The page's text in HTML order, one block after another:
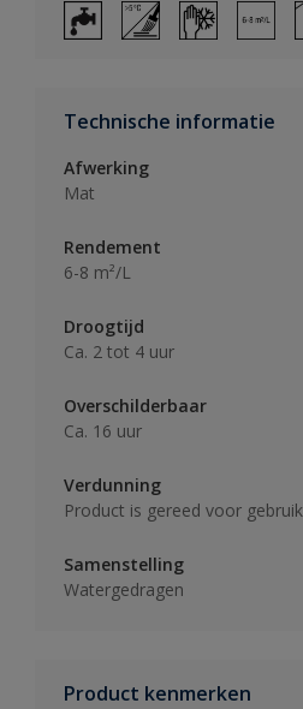
Technische informatie
Afwerking
Mat
Rendement
6-8 m²/L
Droogtijd
Ca. 2 tot 4 uur
Overschilderbaar
Ca. 16 uur
Verdunning
Product is gereed voor gebruik
Samenstelling
Watergedragen
Product kenmerken